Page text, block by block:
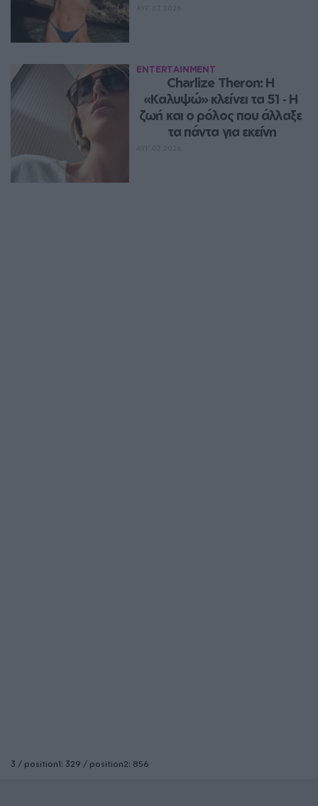
ENTERTAINMENT
Charlize Theron: Η
«Καλυψώ» κλείνει τα 51 ‑ H
ζωή και ο ρόλος που άλλαξε
τα πάντα για εκείνη
3 / position1: 329 / position2: 856